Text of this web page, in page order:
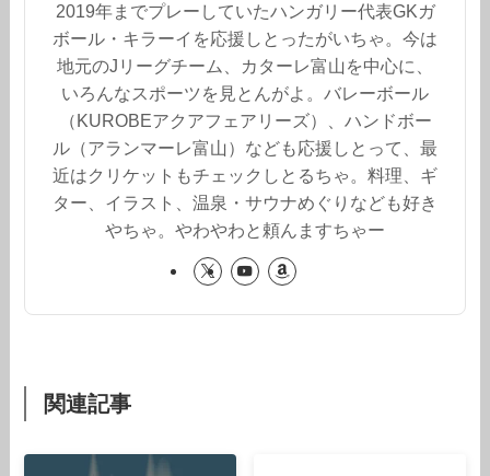
2019年までプレーしていたハンガリー代表GKガ
ボール・キラーイを応援しとったがいちゃ。今は
地元のJリーグチーム、カターレ富山を中心に、
いろんなスポーツを見とんがよ。バレーボール
（KUROBEアクアフェアリーズ）、ハンドボー
ル（アランマーレ富山）なども応援しとって、最
近はクリケットもチェックしとるちゃ。料理、ギ
ター、イラスト、温泉・サウナめぐりなども好き
やちゃ。やわやわと頼んますちゃー
関連記事